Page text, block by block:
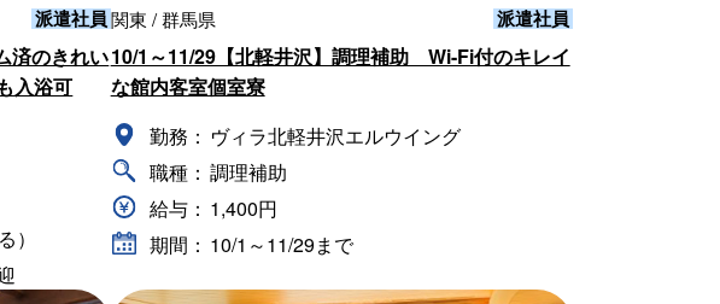
派遣社員
済のきれい
入浴可
）
関東 / 群馬県 派遣社員
10/1～11/29【北軽井沢】調理補助 Wi-Fi付のキレイ
な館内客室個室寮
勤務： ヴィラ北軽井沢エルウイング
職種： 調理補助
給与： 1,400円
期間： 10/1～11/29まで